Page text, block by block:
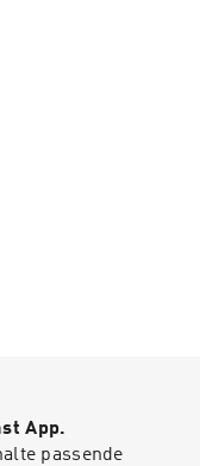
App.
passende